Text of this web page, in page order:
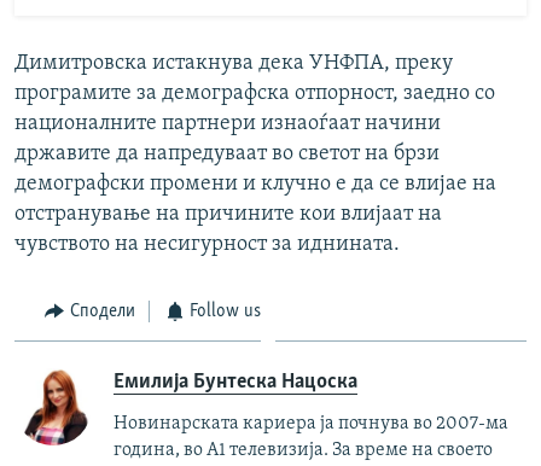
Димитровска истакнува дека УНФПА, преку
програмите за демографска отпорност, заедно со
националните партнери изнаоѓаат начини
државите да напредуваат во светот на брзи
демографски промени и клучно е да се влијае на
отстранување на причините кои влијаат на
чувството на несигурност за иднината.
Сподели Follow us
Емилија Бунтеска Нацоска
Новинарската кариера ја почнува во 2007-ма
година, во А1 телевизија. За време на своето